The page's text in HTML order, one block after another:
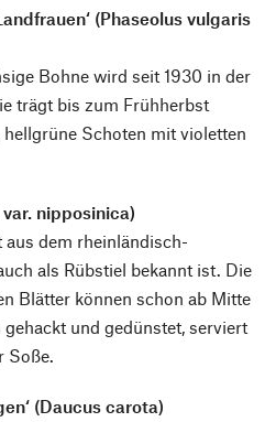
(Phaseolus vulgaris
Bohne wird seit 1930 in der
trägt bis zum Frühherbst
Schoten mit violetten
nipposinica)
dem rheinländisch-
als Rübstiel bekannt ist. Die
Blätter können schon ab Mitte
und gedünstet, serviert
Soße.
(Daucus carota)